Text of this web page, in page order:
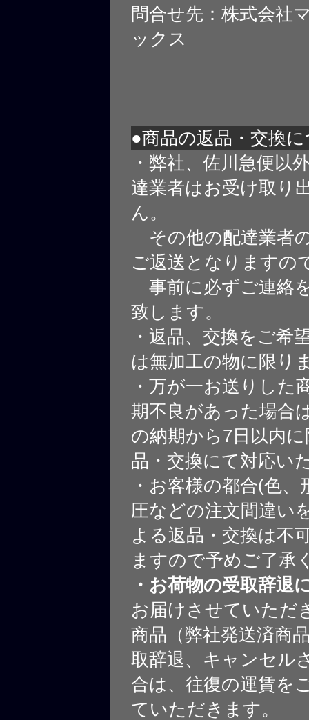
問合せ先：株式会社
ックス
●商品の返品・交換
・弊社、佐川急便以
達業者はお受け取り
ん。
その他の配達業者
ご返送となりますの
事前に必ずご連絡
致します。
・返品、交換をご希
は無加工の物に限り
・万が一お送りした
期不良があった場合
の納期から7日以内
品・交換にて対応い
・お客様の都合(色、
圧などの注文間違い
よる返品・交換は不
ますので予めご了承
・お荷物の受取辞退
お届けさせていただ
商品（弊社発送済商
取辞退、キャンセル
合は、往復の運賃を
ていただきます。